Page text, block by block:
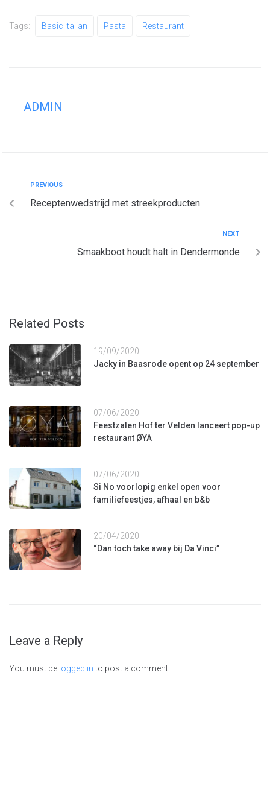
Tags: Basic Italian Pasta Restaurant
ADMIN
PREVIOUS
Receptenwedstrijd met streekproducten
NEXT
Smaakboot houdt halt in Dendermonde
Related Posts
19/09/2020
Jacky in Baasrode opent op 24 september
07/06/2020
Feestzalen Hof ter Velden lanceert pop-up
restaurant ØYA
07/06/2020
Si No voorlopig enkel open voor
familiefeestjes, afhaal en b&b
20/04/2020
“Dan toch take away bij Da Vinci”
Leave a Reply
You must be logged into post a comment.